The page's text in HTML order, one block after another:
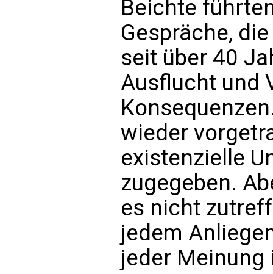
Beichte
Gespräche,
seit über 40
Ausflucht und
wieder
existenzielle
zugegeben.
es nicht
jedem
jeder